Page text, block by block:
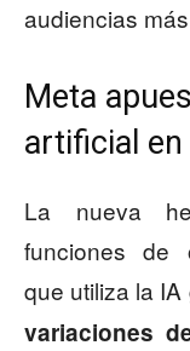
audiencias
Meta
artificial en
La nueva
funciones de
que utiliza la
variaciones